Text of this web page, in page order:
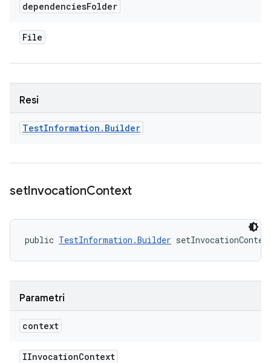
dependenciesFolder
File
Resi
TestInformation . Builder
setInvocationContext
public TestInformation.Builder
Parametri
context
IInvocationContext